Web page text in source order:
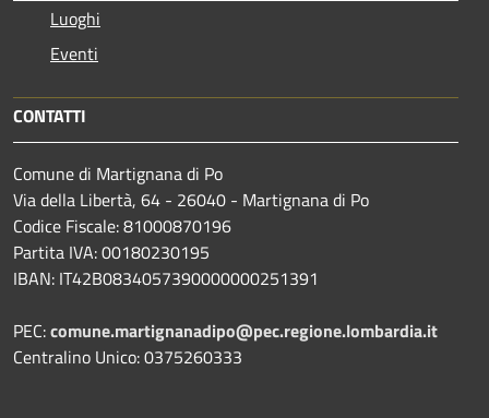
Luoghi
Eventi
CONTATTI
Comune di Martignana di Po
Via della Libertà, 64 - 26040 - Martignana di Po
Codice Fiscale: 81000870196
Partita IVA: 00180230195
IBAN: IT42B0834057390000000251391
PEC:comune.martignanadipo@pec.regione.lombardia.it
Centralino Unico: 0375260333